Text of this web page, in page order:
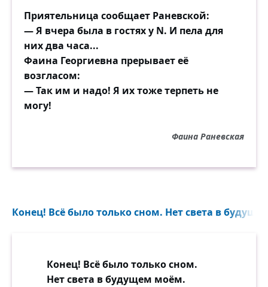
Приятельница сообщает Раневской:
— Я вчера была в гостях у N. И пела для
них два часа...
Фаина Георгиевна прерывает её
возгласом:
— Так им и надо! Я их тоже терпеть не
могу!
Фаина Раневская
Конец! Всё было только сном. Нет света в
Конец! Всё было только сном.
Нет света в будущем моём.